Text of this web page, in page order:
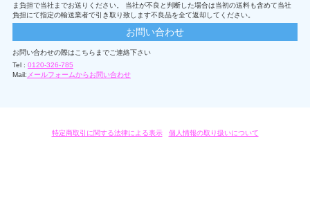
ま負担で当社までお送りください。 当社が不良と判断した場合は当初の送料も含めて当社
負担にて指定の輸送業者で引き取り致します不良品を全て返却してください。
お問い合わせ
お問い合わせの際はこちらまでご連絡下さい
Tel : 0120-326-785
Mail: メールフォームからお問い合わせ
特定商取引に関する法律による表示/ 個人情報の取り扱いについて